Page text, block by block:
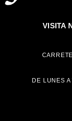
VISITA
DE LUNES